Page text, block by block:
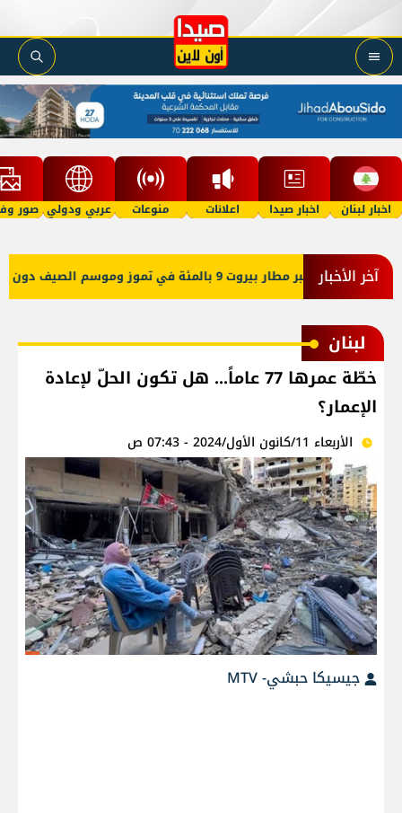
اخبار لبنان اخبار صيدا اعلانات منوعات عربي ودولي صور
آخر الأخبار
9 بالمئة في تموز وموسم الصيف دون مستويات 2025
لبنان
خطّة عمرها 77 عاماً... هل تكون الحلّ لإعادة
الإعمار؟
الأربعاء 11/كانون الأول/2024 - 07:43 ص
جيسيكا حبشي- MTV